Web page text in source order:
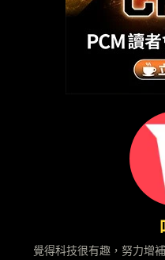
覺得科技很有趣，努力增